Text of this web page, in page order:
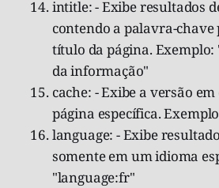
intitle: - Exibe resultados
contendo a palavra-chave
título da página.
da informação"
cache: - Exibe a versão
página específica.
language: - Exibe
somente em um idioma
"language:fr"